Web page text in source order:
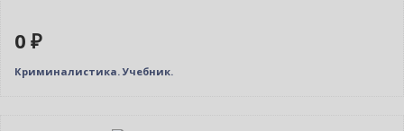
0 ₽
Криминалистика. Учебник.